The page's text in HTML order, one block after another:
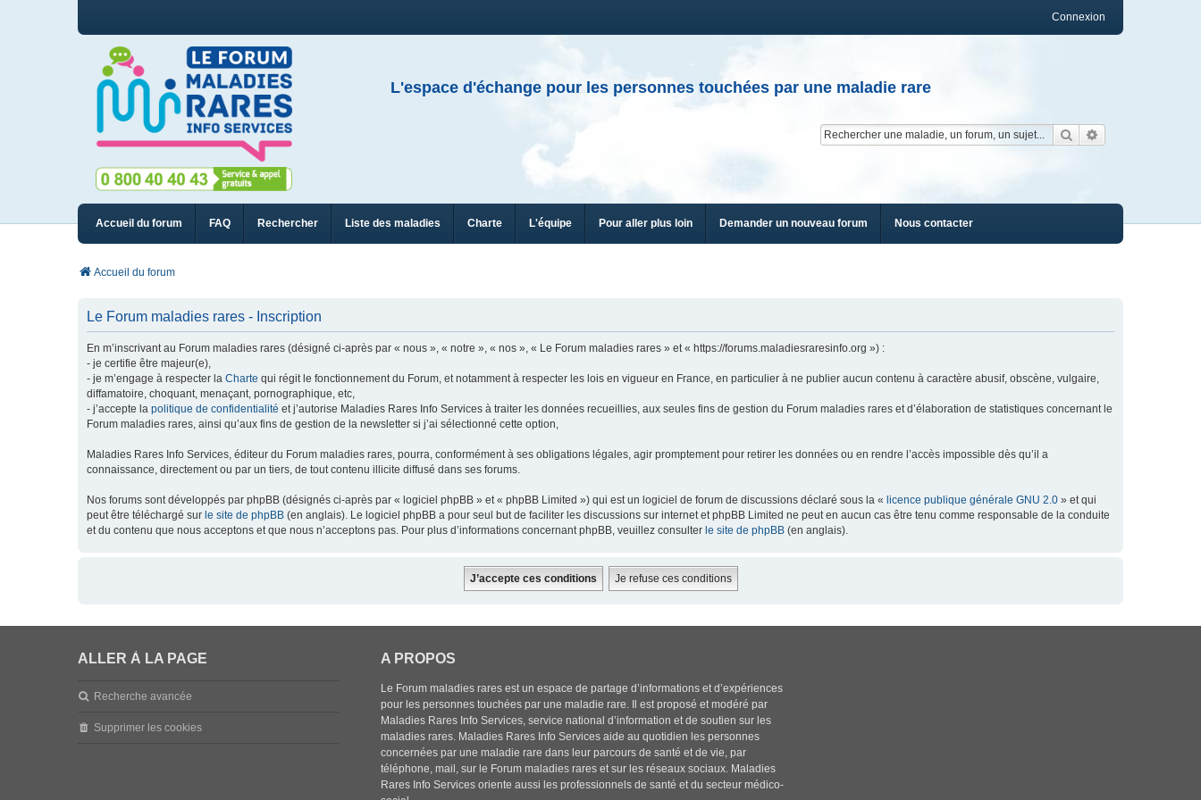
Connexion
L'espace d'échange pour les personnes touchées par une maladie rare
Rechercher
Accueil du forum FAQ Rechercher Liste des maladies Charte L'équipe Pour aller plus loin Demander un nouveau forum Nous contacter
Accueil du forum
Le Forum maladies rares - Inscription
En m’inscrivant au Forum maladies rares (désigné ci-après par « nous », « notre », « nos », « Le Forum maladies rares » et « https://forums.maladiesraresinfo.org ») :
- je certifie être majeur(e),
- je m’engage à respecter la Charte qui régit le fonctionnement du Forum, et notamment à respecter les lois en vigueur en France, en particulier à ne publier aucun contenu à caractère abusif, obscène, vulgaire,
diffamatoire, choquant, menaçant, pornographique, etc,
- j’accepte la politique de confidentialité et j’autorise Maladies Rares Info Services à traiter les données recueillies, aux seules fins de gestion du Forum maladies rares et d’élaboration de statistiques concernant le
Forum maladies rares, ainsi qu’aux fins de gestion de la newsletter si j’ai sélectionné cette option,
Maladies Rares Info Services, éditeur du Forum maladies rares, pourra, conformément à ses obligations légales, agir promptement pour retirer les données ou en rendre l’accès impossible dès qu’il a
connaissance, directement ou par un tiers, de tout contenu illicite diffusé dans ses forums.
Nos forums sont développés par phpBB (désignés ci-après par « logiciel phpBB » et « phpBB Limited ») qui est un logiciel de forum de discussions déclaré sous la « licence publique générale GNU 2.0 » et qui
peut être téléchargé sur le site de phpBB (en anglais). Le logiciel phpBB a pour seul but de faciliter les discussions sur internet et phpBB Limited ne peut en aucun cas être tenu comme responsable de la conduite
et du contenu que nous acceptons et que nous n’acceptons pas. Pour plus d’informations concernant phpBB, veuillez consulter le site de phpBB (en anglais).
ALLER À LA PAGE
Recherche avancée
Supprimer les cookies
A PROPOS
Le Forum maladies rares est un espace de partage d’informations et d’expériences
pour les personnes touchées par une maladie rare. Il est proposé et modéré par
Maladies Rares Info Services, service national d’information et de soutien sur les
maladies rares. Maladies Rares Info Services aide au quotidien les personnes
concernées par une maladie rare dans leur parcours de santé et de vie, par
téléphone, mail, sur le Forum maladies rares et sur les réseaux sociaux. Maladies
Rares Info Services oriente aussi les professionnels de santé et du secteur médico-